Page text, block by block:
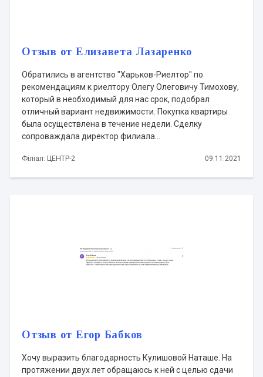
Отзыв от Елизавета Лазаренко
Обратились в агентство "Харьков-Риелтор" по
рекомендациям к риелтору Олегу Олеговичу Тимохову,
который в необходимый для нас срок, подобрал
отличный вариант недвижимости. Покупка квартиры
была осуществлена в течение недели. Сделку
сопроваждала директор филиала...
Філіал: ЦЕНТР-2 09.11.2021
Отзыв от Егор Бабков
Хочу выразить благодарность Кулишовой Наташе. На
протяжении двух лет обращаюсь к ней с целью сдачи